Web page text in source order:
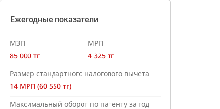
Ежегодные показатели
МЗП
85 000 тг
МРП
4 325 тг
Размер стандартного налогового вычета
14 МРП (60 550 тг)
Максимальный оборот по патенту за год